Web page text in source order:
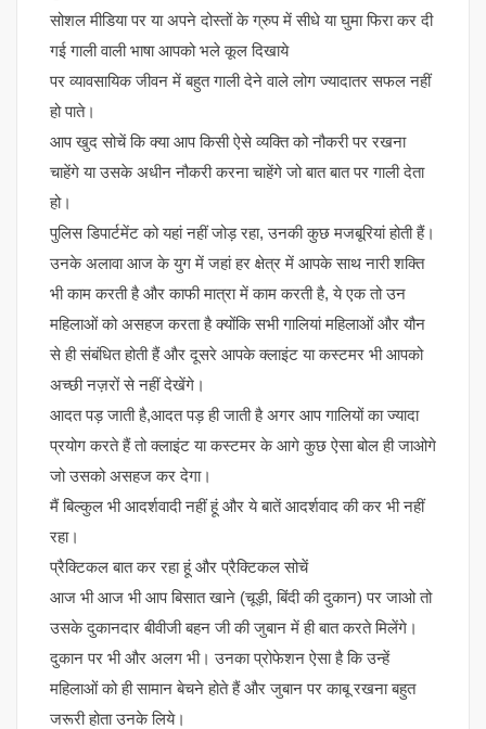
सोशल मीडिया पर या अपने दोस्तों के ग्रुप में सीधे या घुमा फिरा कर दी
गई गाली वाली भाषा आपको भले कूल दिखाये
पर व्यावसायिक जीवन में बहुत गाली देने वाले लोग ज्यादातर सफल नहीं
हो पाते।
आप खुद सोचें कि क्या आप किसी ऐसे व्यक्ति को नौकरी पर रखना
चाहेंगे या उसके अधीन नौकरी करना चाहेंगे जो बात बात पर गाली देता
हो।
पुलिस डिपार्टमेंट को यहां नहीं जोड़ रहा, उनकी कुछ मजबूरियां होती हैं।
उनके अलावा आज के युग में जहां हर क्षेत्र में आपके साथ नारी शक्ति
भी काम करती है और काफी मात्रा में काम करती है, ये एक तो उन
महिलाओं को असहज करता है क्योंकि सभी गालियां महिलाओं और यौन
से ही संबंधित होती हैं और दूसरे आपके क्लाइंट या कस्टमर भी आपको
अच्छी नज़रों से नहीं देखेंगे।
आदत पड़ जाती है,आदत पड़ ही जाती है अगर आप गालियों का ज्यादा
प्रयोग करते हैं तो क्लाइंट या कस्टमर के आगे कुछ ऐसा बोल ही जाओगे
जो उसको असहज कर देगा।
मैं बिल्कुल भी आदर्शवादी नहीं हूं और ये बातें आदर्शवाद की कर भी नहीं
रहा।
प्रैक्टिकल बात कर रहा हूं और प्रैक्टिकल सोचें
आज भी आज भी आप बिसात खाने (चूड़ी, बिंदी की दुकान) पर जाओ तो
उसके दुकानदार बीवीजी बहन जी की जुबान में ही बात करते मिलेंगे।
दुकान पर भी और अलग भी। उनका प्रोफेशन ऐसा है कि उन्हें
महिलाओं को ही सामान बेचने होते हैं और जुबान पर काबू रखना बहुत
जरूरी होता उनके लिये।